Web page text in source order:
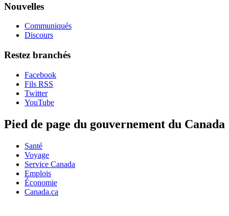
Nouvelles
Communiqués
Discours
Restez branchés
Facebook
Fils RSS
Twitter
YouTube
Pied de page du gouvernement du Canada
Santé
Voyage
Service Canada
Emplois
Économie
Canada.ca